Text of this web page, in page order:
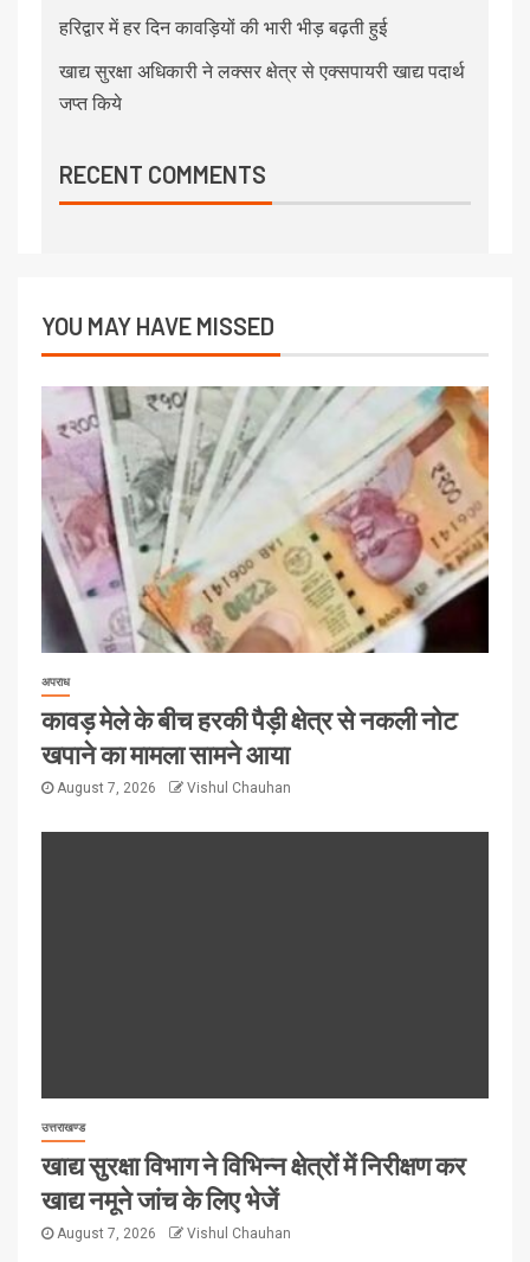
हरिद्वार में हर दिन कावड़ियों की भारी भीड़ बढ़ती हुई
खाद्य सुरक्षा अधिकारी ने लक्सर क्षेत्र से एक्सपायरी खाद्य पदार्थ
जप्त किये
RECENT COMMENTS
YOU MAY HAVE MISSED
अपराध
कावड़ मेले के बीच हरकी पैड़ी क्षेत्र से नकली नोट
खपाने का मामला सामने आया
August 7, 2026 Vishul Chauhan
उत्तराखण्ड
खाद्य सुरक्षा विभाग ने विभिन्न क्षेत्रों में निरीक्षण कर
खाद्य नमूने जांच के लिए भेजें
August 7, 2026 Vishul Chauhan